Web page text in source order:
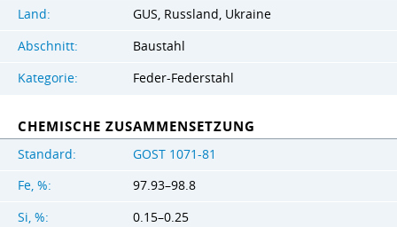
Land:
GUS, Russland, Ukraine
Abschnitt:
Baustahl
Kategorie:
Feder-Federstahl
CHEMISCHE ZUSAMMENSETZUNG
Standard:
GOST 1071-81
Fe, %:
97.93–98.8
Si, %:
0.15–0.25